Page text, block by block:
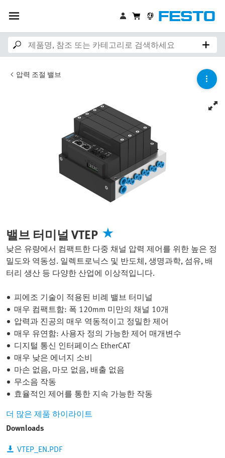
압력 조절 밸브
밸브 터미널 VTEP
낮은 유량에서 컴팩트한 다중 채널 압력 제어를 위한 높은 정
밀도와 역동성. 일렉트로닉스 및 반도체, 생명과학, 섬유, 배
터리 생산 등 다양한 산업에 이상적입니다.
피에조 기술이 적용된 비례 밸브 터미널
매우 컴팩트함: 폭 120mm 미만의 채널 10개
압력과 진공의 매우 역동적이고 정밀한 제어
매우 유연함: 사용자 정의 가능한 제어 매개변수
디지털 통신 인터페이스 EtherCAT
매우 낮은 에너지 소비
마손 없음, 마모 없음, 배출 없음
무소음 작동
효율적인 제어를 통한 지속 가능한 작동
더 많은 제품 하이라이트
Downloads
VTEP_EN.PDF